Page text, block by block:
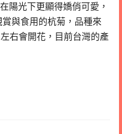
陽光下更顯得嬌俏可愛，
與食用的杭菊，品種來
右會開花，目前台灣的產